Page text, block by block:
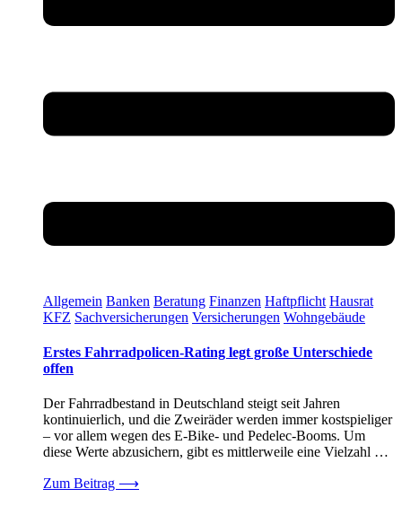
Allgemein Banken Beratung Finanzen Haftpflicht Hausrat
KFZ Sachversicherungen Versicherungen Wohngebäude
Erstes Fahrradpolicen-Rating legt große Unterschiede
offen
Der Fahrradbestand in Deutschland steigt seit Jahren
kontinuierlich, und die Zweiräder werden immer kostspieliger
– vor allem wegen des E-Bike- und Pedelec-Booms. Um
diese Werte abzusichern, gibt es mittlerweile eine Vielzahl …
Zum Beitrag ⟶